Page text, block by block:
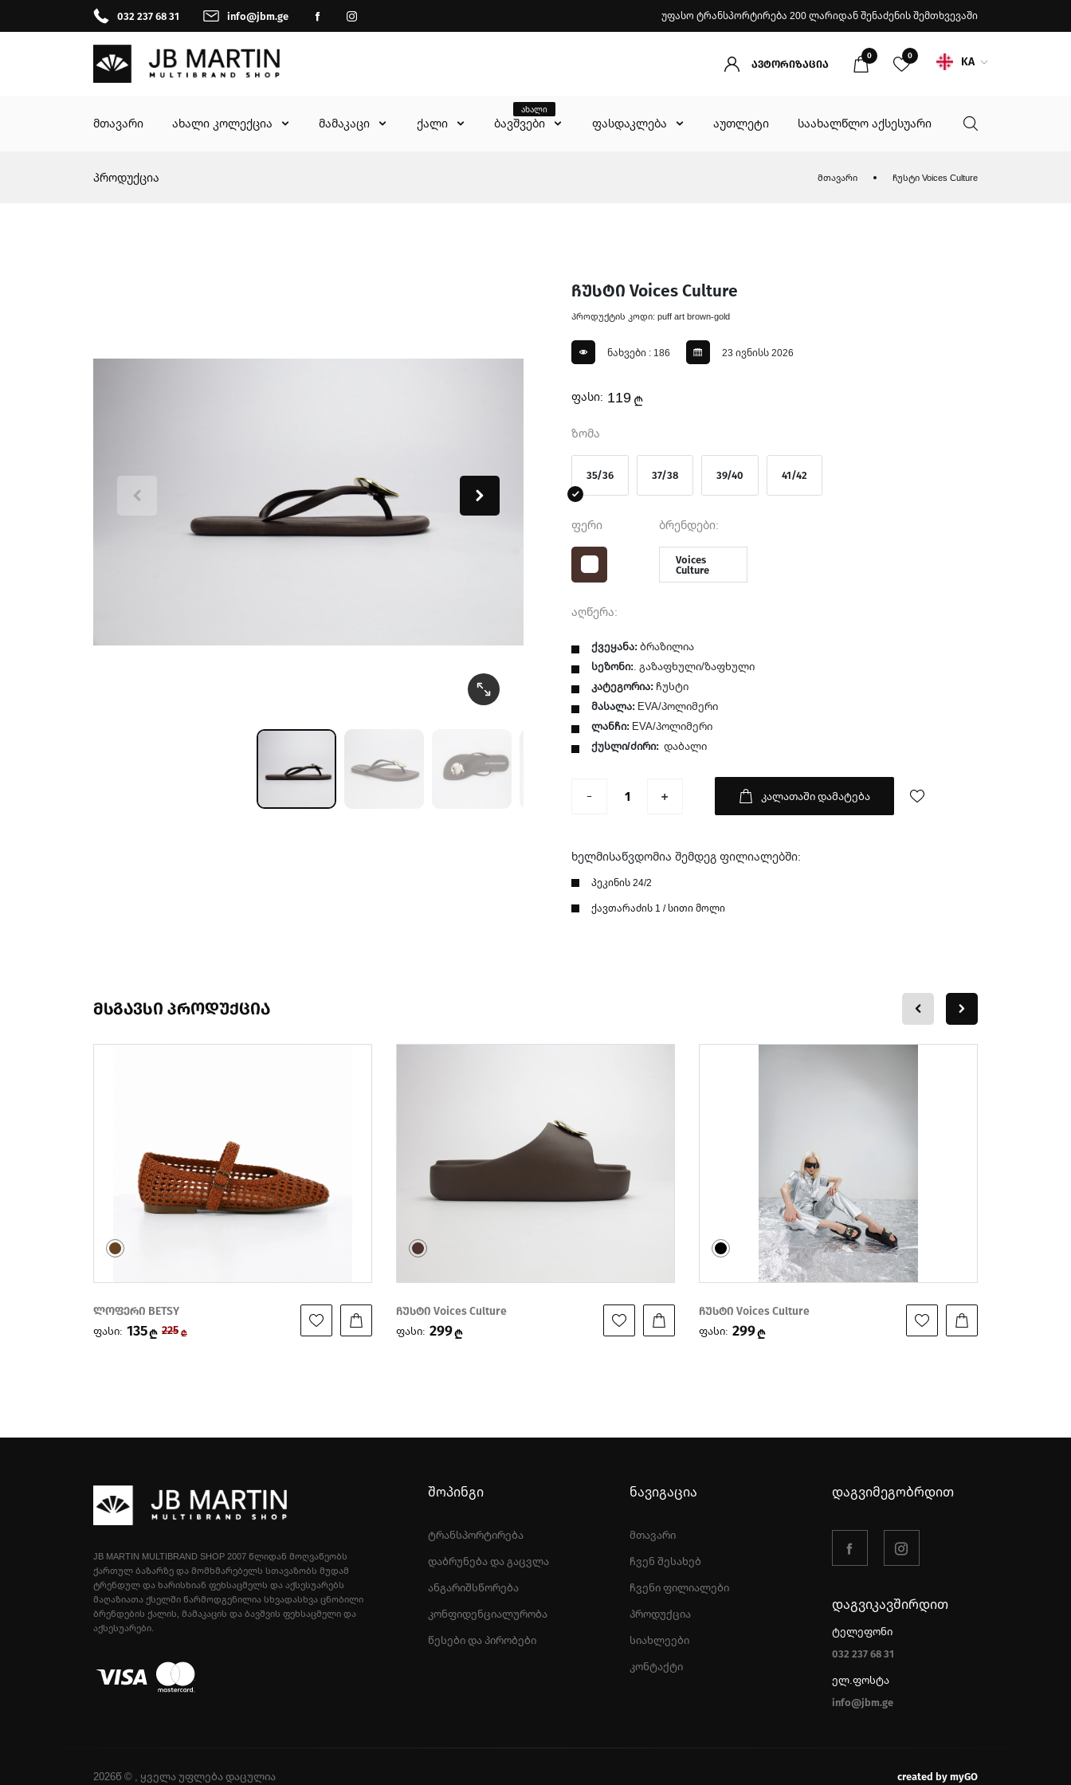
032 237 68 31 info@jbm.ge უფასო ტრანსპორტირება 200 ლარიდან შენაძენის შემთხვევაში
ავტორიზაცია
0 0 KA
მთავარი ახალი კოლექცია მამაკაცი ქალი ბავშვები
ახალი
ფასდაკლება აუთლეტი საახალწლო აქსესუარი
პროდუქცია მთავარი ჩუსტი Voices Culture
ჩუსტი Voices Culture
პროდუქტის კოდი: puff art brown-gold
ნახვები : 186 23 ივნისს 2026
ფასი: 119₾
ზომა
35/36 37/38 39/40 41/42
ფერი ბრენდები:
Voices
Culture
აღწერა:
ქვეყანა: ბრაზილია
სეზონი:. გაზაფხული/ზაფხული
კატეგორია: ჩუსტი
მასალა: EVA/პოლიმერი
ლანჩი: EVA/პოლიმერი
ქუსლი/ძირი: დაბალი
კალათაში დამატება
ხელმისაწვდომია შემდეგ ფილიალებში:
პეკინის 24/2
ქავთარაძის 1 / სითი მოლი
მსგავსი პროდუქცია
ჩუსტი Voices Culture
ფასი: 299₾
ჩუსტი Voices Culture
ფასი: 299₾
ჩუსტი Voices Culture
ფასი: 149₾
JB MARTIN MULTIBRAND SHOP 2007 ᲬᲚᲘᲓᲐᲜ ᲛᲝᲦᲕᲐᲬᲔᲝᲑᲡ
ᲥᲐᲠᲗᲣᲚ ᲑᲐᲖᲐᲠᲖᲔ ᲓᲐ ᲛᲝᲛᲮᲛᲐᲠᲔᲑᲔᲚᲡ ᲡᲗᲐᲕᲐᲖᲝᲑᲡ ᲛᲣᲓᲐᲛ
ᲢᲠᲔᲜᲓᲣᲚ ᲓᲐ ᲮᲐᲠᲘᲡᲮᲘᲐᲜ ᲤᲔᲮᲡᲐᲪᲛᲔᲚᲡ ᲓᲐ ᲐᲥᲡᲔᲡᲣᲐᲠᲔᲑᲡ
ᲛᲐᲦᲐᲖᲘᲐᲗᲐ ᲥᲡᲔᲚᲨᲘ ᲬᲐᲠᲛᲝᲓᲒᲔᲜᲘᲚᲘᲐ ᲡᲮᲕᲐᲓᲐᲡᲮᲕᲐ ᲪᲜᲝᲑᲘᲚᲘ
ᲑᲠᲔᲜᲓᲔᲑᲘᲡ ᲥᲐᲚᲘᲡ, ᲛᲐᲛᲐᲙᲐᲪᲘᲡ ᲓᲐ ᲑᲐᲕᲨᲕᲘᲡ ᲤᲔᲮᲡᲐᲪᲛᲔᲚᲘ ᲓᲐ
ᲐᲥᲡᲔᲡᲣᲐᲠᲔᲑᲘ.
შოპინგი
ტრანსპორტირება
დაბრუნება და გაცვლა
ანგარიშსწორება
კონფიდენციალურობა
წესები და პირობები
ნავიგაცია
მთავარი
ჩვენ შესახებ
ჩვენი ფილიალები
პროდუქცია
სიახლეები
კონტაქტი
დაგვიმეგობრდით
დაგვიკავშირდით
ტელეფონი
032 237 68 31
ელ.ფოსტა
info@jbm.ge
2026წ © , ყველა უფლება დაცულია created by myGO